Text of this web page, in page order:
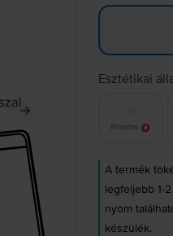
Esztétikai
Értesítés
A termék
legfeljebb 1-
nyom
készülék.